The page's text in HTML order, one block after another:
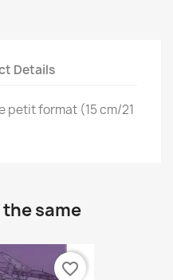
Details
petit format (15 cm/21
same
favorite_border